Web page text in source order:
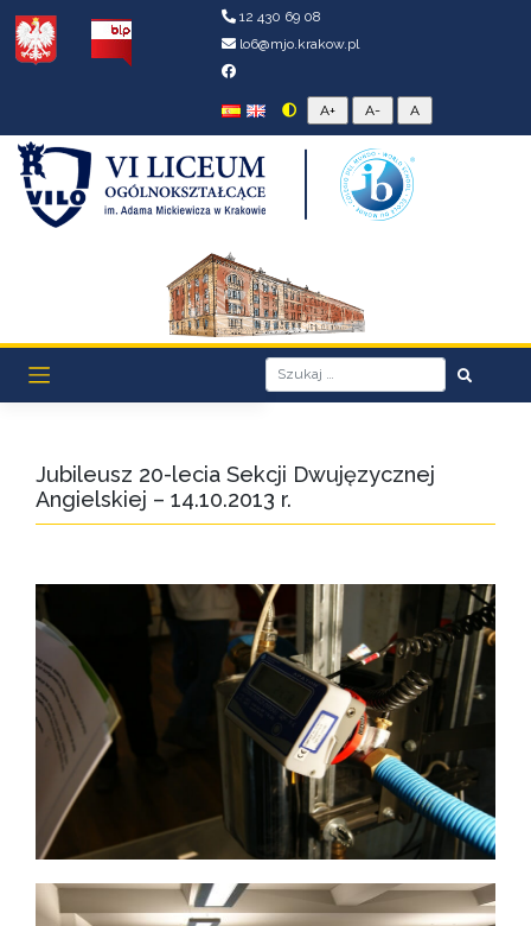
12 430 69 08
lo6@mjo.krakow.pl
Jubileusz 20-lecia Sekcji Dwujęzycznej
Angielskiej – 14.10.2013 r.